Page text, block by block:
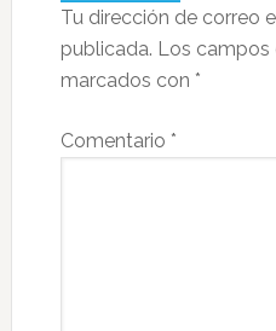
lectores
Tu dirección de correo
publicada. Los campos
marcados con *
Comentario *